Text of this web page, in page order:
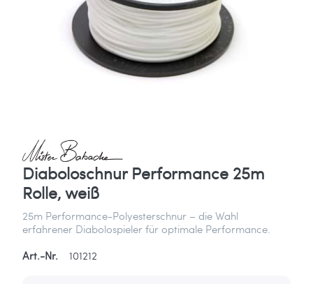
Diaboloschnur Performance 25m
Rolle, weiß
25m Performance-Polyesterschnur – die Wahl
erfahrener Diabolospieler für optimale Performance.
Art.-Nr.
101212